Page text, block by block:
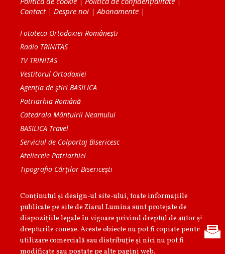
Contact| Despre noi | Abonamente |
Fototeca Ortodoxiei Românești
Radio TRINITAS
TV TRINITAS
Vestitorul Ortodoxiei
Agenţia de ştiri BASILICA
Patriarhia Română
Catedrala Mântuirii Neamului
BASILICA Travel
Serviciul de Colportaj Bisericesc
Atelierele Patriarhiei
Tipografia Cărţilor Bisericeşti
Conținutul și design-ul site-ului, toate informaţiile
publicate pe site de Ziarul Lumina sunt protejate de
dispoziţiile legale în vigoare privind dreptul de autor şi
drepturile conexe. Aceste obiecte nu pot fi copiate pentru
utilizare comercială sau distribuţie şi nici nu pot fi
modificate sau postate pe alte pagini web.